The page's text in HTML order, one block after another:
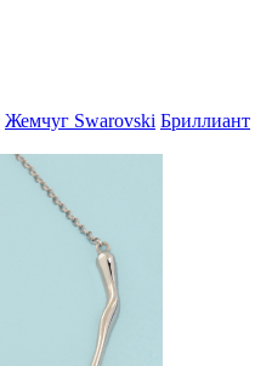
Жемчуг Swarovski Бриллиант